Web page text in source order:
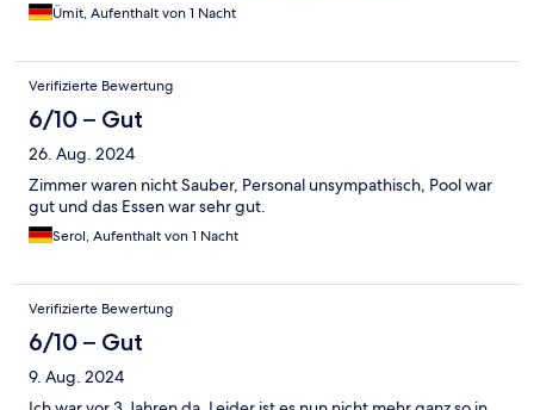
Ümit, Aufenthalt von 1 Nacht
Verifizierte Bewertung
6/10 – Gut
26. Aug. 2024
Zimmer waren nicht Sauber, Personal unsympathisch, Pool war
gut und das Essen war sehr gut.
Serol, Aufenthalt von 1 Nacht
Verifizierte Bewertung
6/10 – Gut
9. Aug. 2024